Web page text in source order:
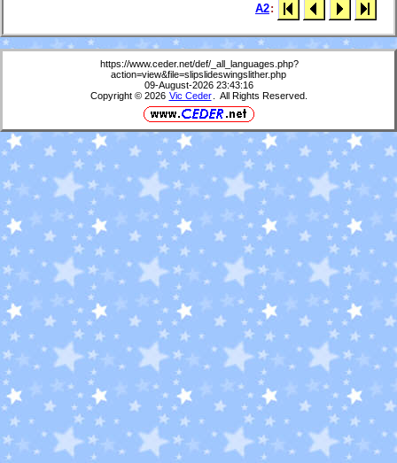
A2:
https://www.ceder.net/def/_all_languages.php?
action=view&file=slipslideswingslither.php
09-August-2026 23:43:16
Copyright © 2026 Vic Ceder . All Rights Reserved.